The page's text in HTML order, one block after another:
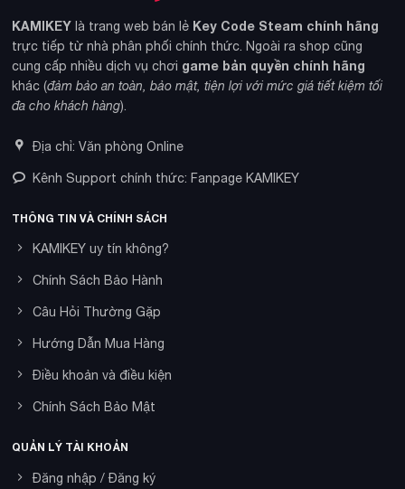
KAMIKEY là trang web bán lẻ Key Code Steam chính hãng
trực tiếp từ nhà phân phối chính thức. Ngoài ra shop cũng
cung cấp nhiều dịch vụ chơi game bản quyền chính hãng
khác (đảm bảo an toàn, bảo mật, tiện lợi với mức giá tiết kiệm tối
đa cho khách hàng).
Địa chỉ: Văn phòng Online
Kênh Support chính thức: Fanpage KAMIKEY
THÔNG TIN VÀ CHÍNH SÁCH
KAMIKEY uy tín không?
Chính Sách Bảo Hành
Câu Hỏi Thường Gặp
Hướng Dẫn Mua Hàng
Điều khoản và điều kiện
Chính Sách Bảo Mật
QUẢN LÝ TÀI KHOẢN
Đăng nhập / Đăng ký